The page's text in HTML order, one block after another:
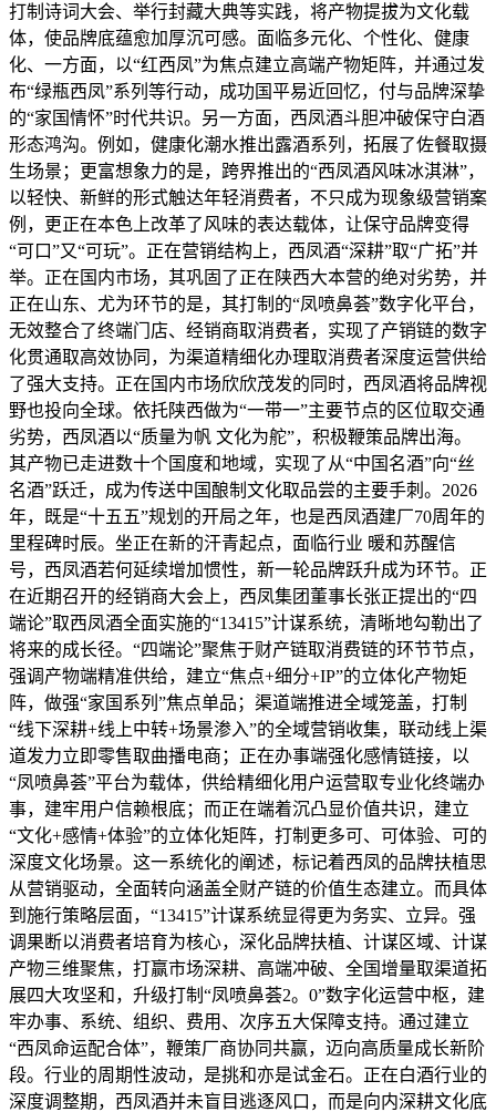
打制诗词大会、举行封藏大典等实践，将产物提拔为文化载
体，使品牌底蕴愈加厚沉可感。面临多元化、个性化、健康
化、一方面，以“红西凤”为焦点建立高端产物矩阵，并通过发
布“绿瓶西凤”系列等行动，成功国平易近回忆，付与品牌深挚
的“家国情怀”时代共识。另一方面，西凤酒斗胆冲破保守白酒
形态鸿沟。例如，健康化潮水推出露酒系列，拓展了佐餐取摄
生场景；更富想象力的是，跨界推出的“西凤酒风味冰淇淋”，
以轻快、新鲜的形式触达年轻消费者，不只成为现象级营销案
例，更正在本色上改革了风味的表达载体，让保守品牌变得
“可口”又“可玩”。正在营销结构上，西凤酒“深耕”取“广拓”并
举。正在国内市场，其巩固了正在陕西大本营的绝对劣势，并
正在山东、尤为环节的是，其打制的“凤喷鼻荟”数字化平台，
无效整合了终端门店、经销商取消费者，实现了产销链的数字
化贯通取高效协同，为渠道精细化办理取消费者深度运营供给
了强大支持。正在国内市场欣欣茂发的同时，西凤酒将品牌视
野也投向全球。依托陕西做为“一带一”主要节点的区位取交通
劣势，西凤酒以“质量为帆 文化为舵”，积极鞭策品牌出海。
其产物已走进数十个国度和地域，实现了从“中国名酒”向“丝
名酒”跃迁，成为传送中国酿制文化取品尝的主要手刺。2026
年，既是“十五五”规划的开局之年，也是西凤酒建厂70周年的
里程碑时辰。坐正在新的汗青起点，面临行业 暖和苏醒信
号，西凤酒若何延续增加惯性，新一轮品牌跃升成为环节。正
在近期召开的经销商大会上，西凤集团董事长张正提出的“四
端论”取西凤酒全面实施的“13415”计谋系统，清晰地勾勒出了
将来的成长径。“四端论”聚焦于财产链取消费链的环节节点，
强调产物端精准供给，建立“焦点+细分+IP”的立体化产物矩
阵，做强“家国系列”焦点单品；渠道端推进全域笼盖，打制
“线下深耕+线上中转+场景渗入”的全域营销收集，联动线上渠
道发力立即零售取曲播电商；正在办事端强化感情链接，以
“凤喷鼻荟”平台为载体，供给精细化用户运营取专业化终端办
事，建牢用户信赖根底；而正在端着沉凸显价值共识，建立
“文化+感情+体验”的立体化矩阵，打制更多可、可体验、可的
深度文化场景。这一系统化的阐述，标记着西凤的品牌扶植思
从营销驱动，全面转向涵盖全财产链的价值生态建立。而具体
到施行策略层面，“13415”计谋系统显得更为务实、立异。强
调果断以消费者培育为核心，深化品牌扶植、计谋区域、计谋
产物三维聚焦，打赢市场深耕、高端冲破、全国增量取渠道拓
展四大攻坚和，升级打制“凤喷鼻荟2。0”数字化运营中枢，建
牢办事、系统、组织、费用、次序五大保障支持。通过建立
“西凤命运配合体”，鞭策厂商协同共赢，迈向高质量成长新阶
段。行业的周期性波动，是挑和亦是试金石。正在白酒行业的
深度调整期，西凤酒并未盲目逃逐风口，而是向内深耕文化底